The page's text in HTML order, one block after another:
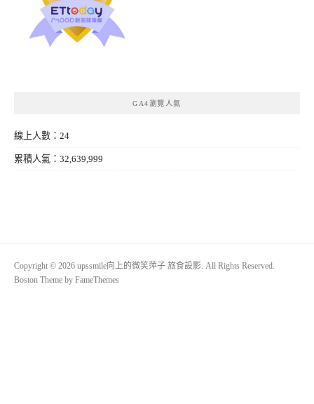
GA4瀏覽人氣
線上人數：24
累積人氣：32,639,999
Copyright © 2026 upssmile向上的微笑萍子 旅食設影. All Rights Reserved.
Boston Theme by FameThemes